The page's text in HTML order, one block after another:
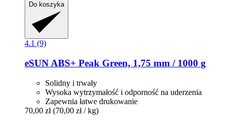
Do koszyka
4.1 (9)
eSUN ABS+ Peak Green, 1,75 mm / 1000 g
Solidny i trwały
Wysoka wytrzymałość i odporność na uderzenia
Zapewnia łatwe drukowanie
70,00 zł (70,00 zł / kg)